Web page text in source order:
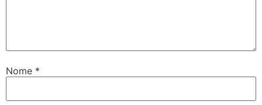
Nome *